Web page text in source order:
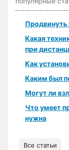
Продвинуть
Какая
при
Как
Каким был
Могут ли
Что умеет
нужна
Все статьи